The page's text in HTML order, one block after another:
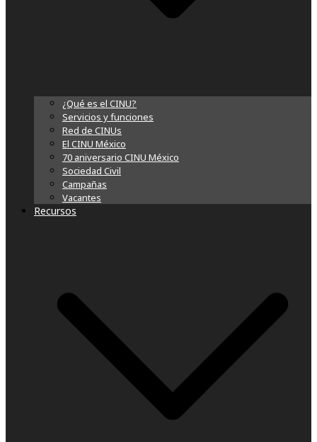
¿Qué es el CINU?
Servicios y funciones
Red de CINUs
El CINU México
70 aniversario CINU México
Sociedad Civil
Campañas
Vacantes
Recursos